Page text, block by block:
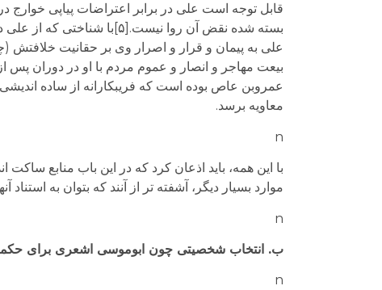
قابل توجه است علی در برابر اعتراضات پیاپی
بسته شده نقض آن روا
علی به پیمان و قرار و اصرار وی بر حقانیت خلافتش
بیعت مهاجر و انصار و عموم مردم با او در دوران
عمروبن عاص بوده است که فریبکارانه از ساده
معاویه برسد.
n
با این همه، باید اذعان کرد که در این باب منابع
موارد بسیار دیگر، آشفته تر از آنند که بتوان به
n
ب. انتخاب شخصیتی چون ابوموسی اشعری برای
n